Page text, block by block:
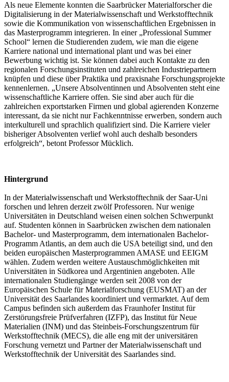
Als neue Elemente konnten die Saarbrücker Materialforscher die
Digitalisierung in der Materialwissenschaft und Werkstofftechnik
sowie die Kommunikation von wissenschaftlichen Ergebnissen in
das Masterprogramm integrieren. In einer „Professional Summer
School“ lernen die Studierenden zudem, wie man die eigene
Karriere national und international plant und was bei einer
Bewerbung wichtig ist. Sie können dabei auch Kontakte zu den
regionalen Forschungsinstituten und zahlreichen Industriepartnern
knüpfen und diese über Praktika und praxisnahe Forschungsprojekte
kennenlernen. „Unsere Absolventinnen und Absolventen steht eine
wissenschaftliche Karriere offen. Sie sind aber auch für die
zahlreichen exportstarken Firmen und global agierenden Konzerne
interessant, da sie nicht nur Fachkenntnisse erwerben, sondern auch
interkulturell und sprachlich qualifiziert sind. Die Karriere vieler
bisheriger Absolventen verlief wohl auch deshalb besonders
erfolgreich“, betont Professor Mücklich.
Hintergrund
In der Materialwissenschaft und Werkstofftechnik der Saar-Uni
forschen und lehren derzeit zwölf Professoren. Nur wenige
Universitäten in Deutschland weisen einen solchen Schwerpunkt
auf. Studenten können in Saarbrücken zwischen dem nationalen
Bachelor- und Masterprogramm, dem internationalen Bachelor-
Programm Atlantis, an dem auch die USA beteiligt sind, und den
beiden europäischen Masterprogrammen AMASE und EEIGM
wählen. Zudem werden weitere Austauschmöglichkeiten mit
Universitäten in Südkorea und Argentinien angeboten. Alle
internationalen Studiengänge werden seit 2008 von der
Europäischen Schule für Materialforschung (EUSMAT) an der
Universität des Saarlandes koordiniert und vermarktet. Auf dem
Campus befinden sich außerdem das Fraunhofer Institut für
Zerstörungsfreie Prüfverfahren (IZFP), das Institut für Neue
Materialien (INM) und das Steinbeis-Forschungszentrum für
Werkstofftechnik (MECS), die alle eng mit der universitären
Forschung vernetzt und Partner der Materialwissenschaft und
Werkstofftechnik der Universität des Saarlandes sind.